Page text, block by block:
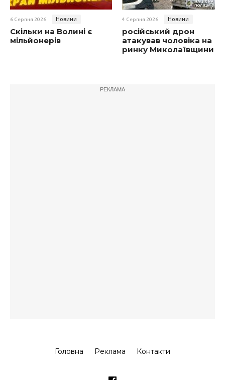
6 Серпня 2026 Новини
Скільки на Волині є
мільйонерів
4 Серпня 2026 Новини
російський дрон
атакував чоловіка на
ринку Миколаївщини
РЕКЛАМА
Головна Реклама Контакти